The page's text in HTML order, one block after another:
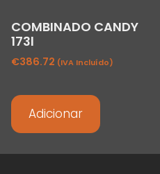
COMBINADO CANDY
173l
€386.72 (IVA Incluído)
Adicionar